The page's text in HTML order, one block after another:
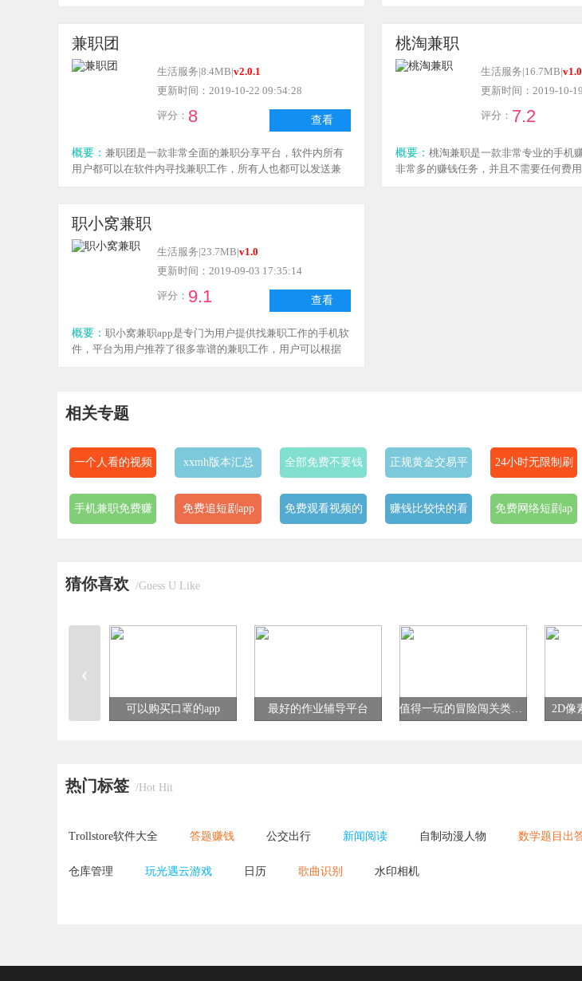
这款软件吧！
款软件的用户快来下载吧！
兼职团
查看
生活服务|8.4MB|v2.0.1
更新时间：2019-10-22 09:54:28
评分： 8
概要： 兼职团是一款非常全面的兼职分享平台，软件内所有
用户都可以在软件内寻找兼职工作，所有人也都可以发送兼
软件吧！
桃淘兼职
生活服务|16.7MB|v1.0
更新时间：2019-10-
评分： 7.2
概要： 桃淘兼职是一款非常专业的手机
非常多的赚钱任务，并且不需要任何费
职小窝兼职
查看
生活服务|23.7MB|v1.0
更新时间：2019-09-03 17:35:14
评分： 9.1
概要： 职小窝兼职app是专门为用户提供找兼职工作的手机软
件，平台为用户推荐了很多靠谱的兼职工作，用户可以根据
相关专题
一个人看的视频
全免费app
xxmh版本汇总 全部免费不要钱
的视频app
正规黄金交易平
台app排行榜
24小时无限制刷
任务的网赚app
手机兼职免费赚
免费追短剧app 免费观看视频的 赚钱比较快的看 免费网络短剧ap
视频软件大全
天app 交友app 本大全
猜你喜欢 /Guess U Like
可以购买口罩的app 最好的作业辅导平台 值得一玩的冒险闯关类游戏 2D像
‹
热门标签 /Hot Hit
Trollstore软件大全 答题赚钱 公交出行 新闻阅读 自制动漫人物 数学题目出
仓库管理 玩光遇云游戏 日历 歌曲识别 水印相机